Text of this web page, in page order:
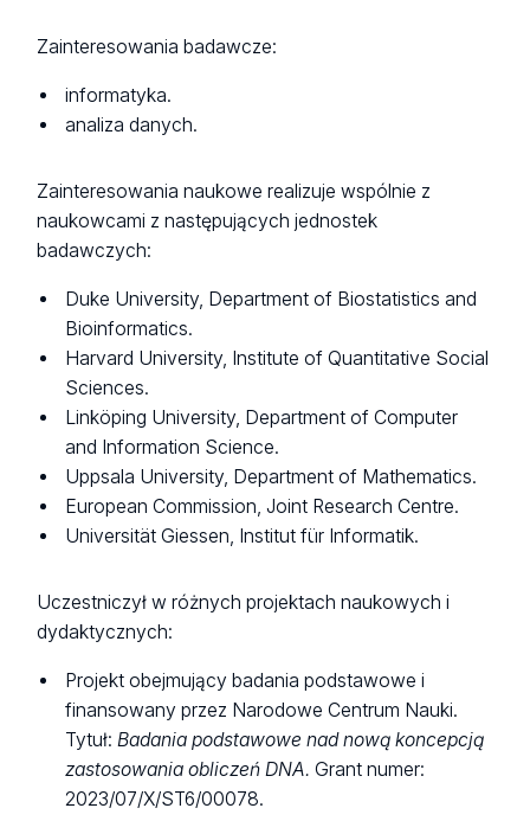
Zainteresowania badawcze:
informatyka.
analiza danych.
Zainteresowania naukowe realizuje wspólnie z
naukowcami z następujących jednostek
badawczych:
Duke University, Department of Biostatistics and
Bioinformatics.
Harvard University, Institute of Quantitative Social
Sciences.
Linköping University, Department of Computer
and Information Science.
Uppsala University, Department of Mathematics.
European Commission, Joint Research Centre.
Universität Giessen, Institut für Informatik.
Uczestniczył w różnych projektach naukowych i
dydaktycznych:
Projekt obejmujący badania podstawowe i
finansowany przez Narodowe Centrum Nauki.
Tytuł:Badania podstawowe nad nową koncepcją
zastosowania obliczeń DNA. Grant numer:
2023/07/X/ST6/00078.